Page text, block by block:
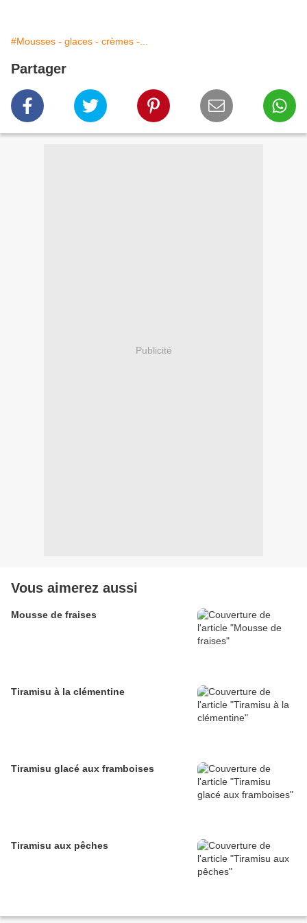
#Mousses - glaces - crèmes -...
Partager
Publicité
Vous aimerez aussi
Mousse de fraises
Tiramisu à la clémentine
Tiramisu glacé aux framboises
Tiramisu aux pêches